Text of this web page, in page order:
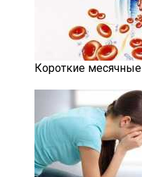
Короткие месячные